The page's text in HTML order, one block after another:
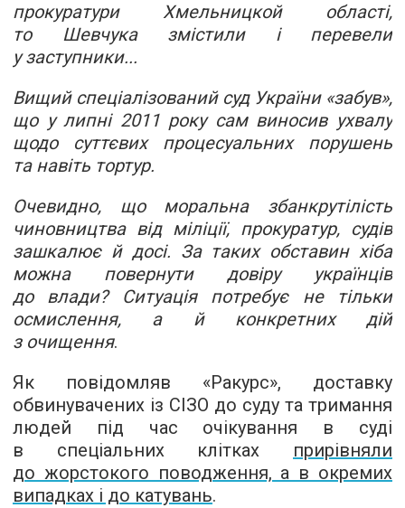
прокуратури Хмельницкой області,
то Шевчука змістили і перевели
у заступники...
Вищий спеціалізований суд України «забув»,
що у липні 2011 року сам виносив ухвалу
щодо суттєвих процесуальних порушень
та навіть тортур.
Очевидно, що моральна збанкрутілість
чиновництва від міліції, прокуратур, судів
зашкалює й досі. За таких обставин хіба
можна повернути довіру українців
до влади? Ситуація потребує не тільки
осмислення, а й конкретних дій
з очищення.
Як повідомляв «Ракурс», доставку
обвинувачених із СІЗО до суду та тримання
людей під час очікування в суді
в спеціальних клітках прирівняли
до жорстокого поводження, а в окремих
випадках і до катувань.